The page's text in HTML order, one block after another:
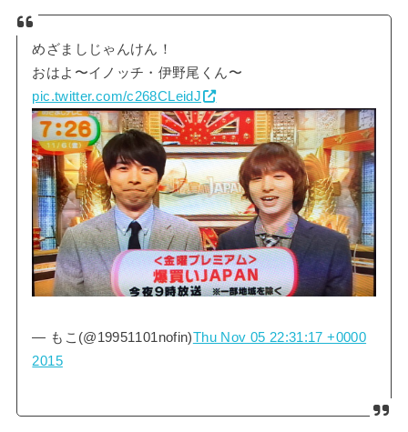
めざましじゃんけん！
おはよ〜イノッチ・伊野尾くん〜
pic.twitter.com/c268CLeidJ
— もこ(@19951101nofin)Thu Nov 05 22:31:17 +0000
2015